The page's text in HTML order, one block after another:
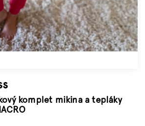
komplet mikina a tepláky